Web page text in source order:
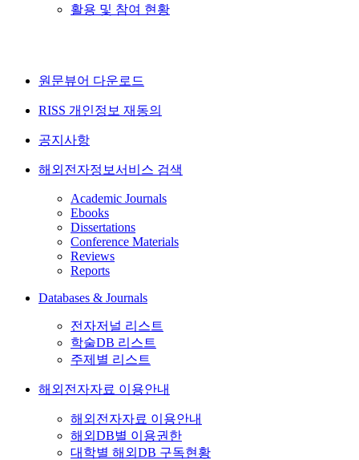
활용 및 참여 현황
원문뷰어 다운로드
RISS 개인정보 재동의
공지사항
해외전자정보서비스 검색
Academic Journals
Ebooks
Dissertations
Conference Materials
Reviews
Reports
Databases & Journals
전자저널 리스트
학술DB 리스트
주제별 리스트
해외전자자료 이용안내
해외전자자료 이용안내
해외DB별 이용권한
대학별 해외DB 구독현황